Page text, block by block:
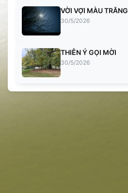
VỜI VỢI MÀU TRĂNG
30/5/2026
THIÊN Ý GỌI MỜI
30/5/2026